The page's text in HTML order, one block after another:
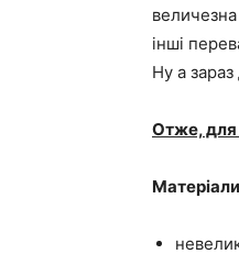
величезна
інші
Ну а
Отже, для